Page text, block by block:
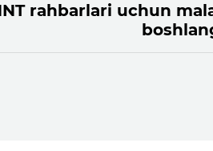
rahbarlari uchun